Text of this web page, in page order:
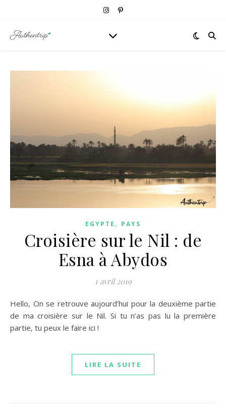
EGYPTE , PAYS
Croisière sur le Nil : de
Esna à Abydos
1 avril 2019
Hello, On se retrouve aujourd’hui pour la deuxième partie
de ma croisière sur le Nil. Si tu n’as pas lu la première
partie, tu peux le faire ici !
LIRE LA SUITE